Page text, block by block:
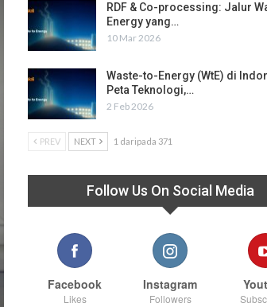
RDF & Co-processing: Jalur
Energy yang…
10 Mar 2026
Waste-to-Energy (WtE) di
Peta Teknologi,…
2 Feb 2026
PREV NEXT 1 daripada 371
Follow Us On Social Media
Facebook
Likes
Instagram
Followers